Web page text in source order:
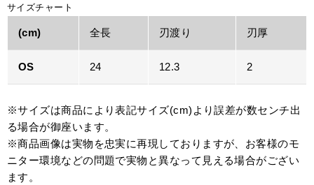
サイズチャート
(cm) 全長 刃渡り 刃厚
OS 24 12.3 2
※サイズは商品により表記サイズ(cm)より誤差が数センチ出
る場合が御座います。
※商品画像は実物を忠実に再現しておりますが、お客様のモ
ニター環境などの問題で実物と異なって見える場合がござい
ます。